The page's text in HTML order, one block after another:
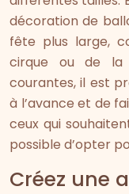
décoration de
fête plus large,
cirque ou de la
courantes, il est
à l’avance et de
ceux qui
possible d’opter
Créez une